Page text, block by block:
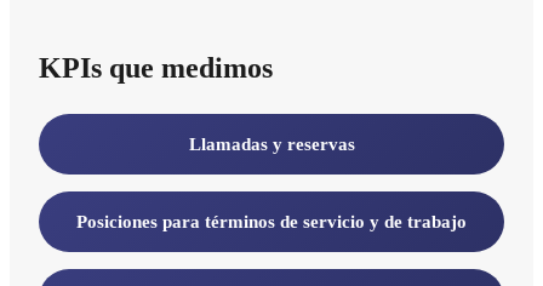
KPIs que medimos
Llamadas y reservas
Posiciones para términos de servicio y de trabajo